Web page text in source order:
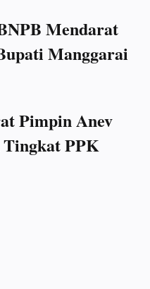
Mendarat
Manggarai
Pimpin Anev
Tingkat PPK